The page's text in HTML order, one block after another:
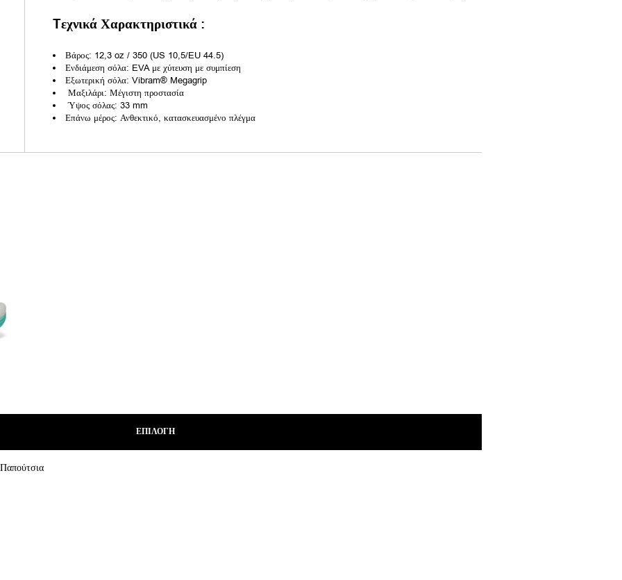
Tεχνικά Χαρακτηριστικά :
Βάρος: 12,3 oz / 350 (US 10,5/EU 44.5)
Ενδιάμεση σόλα: EVA με χύτευση με συμπίεση
Εξωτερική σόλα: Vibram® Megagrip
Μαξιλάρι: Μέγιστη προστασία
Ύψος σόλας: 33 mm
Επάνω μέρος: Ανθεκτικό, κατασκευασμένο πλέγμα
ΕΠΙΛΟΓΉ